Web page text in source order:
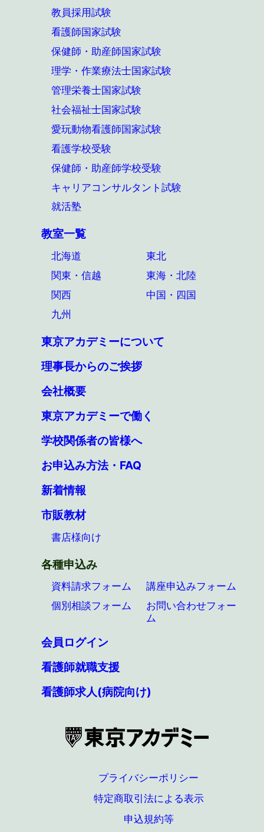
教員採用試験
看護師国家試験
保健師・助産師国家試験
理学・作業療法士国家試験
管理栄養士国家試験
社会福祉士国家試験
愛玩動物看護師国家試験
看護学校受験
保健師・助産師学校受験
キャリアコンサルタント試験
就活塾
教室一覧
北海道
東北
関東・信越
東海・北陸
関西
中国・四国
九州
東京アカデミーについて
理事長からのご挨拶
会社概要
東京アカデミーで働く
学校関係者の皆様へ
お申込み方法・FAQ
新着情報
市販教材
書店様向け
各種申込み
資料請求フォーム
講座申込みフォーム
個別相談フォーム
お問い合わせフォー
ム
会員ログイン
看護師就職支援
看護師求人(病院向け)
プライバシーポリシー
特定商取引法による表示
申込規約等